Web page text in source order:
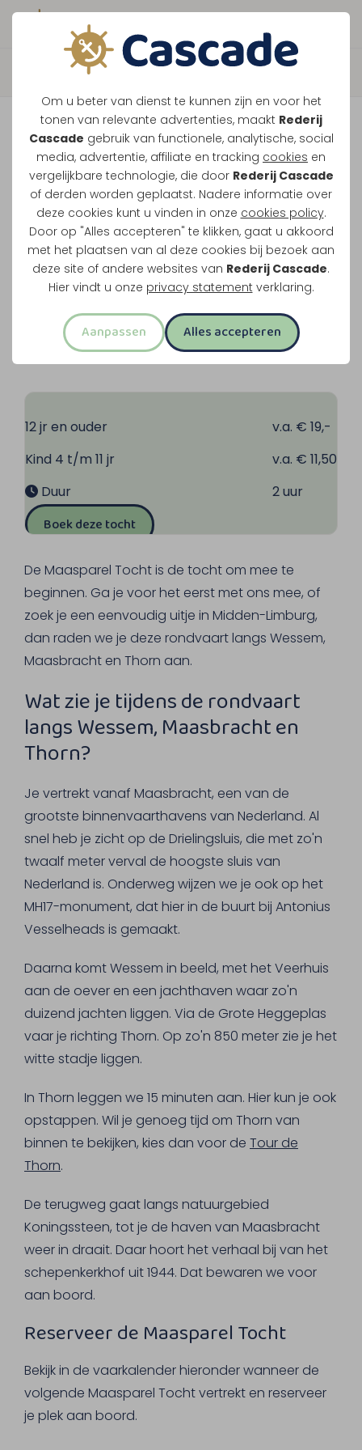
Om u beter van dienst te kunnen zijn en voor het
tonen van relevante advertenties, maakt Rederij
Cascade gebruik van functionele, analytische, social
media, advertentie, affiliate en tracking cookies en
vergelijkbare technologie, die door Rederij Cascade
of derden worden geplaatst. Nadere informatie over
deze cookies kunt u vinden in onze cookies policy.
Door op "Alles accepteren" te klikken, gaat u akkoord
met het plaatsen van al deze cookies bij bezoek aan
deze site of andere websites van Rederij Cascade.
Hier vindt u onze privacy statement verklaring.
Aanpassen Alles accepteren
Boek direct je vaart
Terug
Maasparel Tocht
Vaar langs Maasbracht, Wessem en het witte
stadje Thorn. Dit klassieke rondje over de
Maasplassen vertrekt vanuit Maasbracht of
Thorn.
Midden-Limburg in één rondvaart
Twee uur varen
Opstappen in Maasbracht of Thorn
Meest familievriendelijke rondvaart
12 jr en ouder
v.a. € 19,-
Kind 4 t/m 11 jr
v.a. € 11,50
Duur
2 uur
Boek deze tocht
De Maasparel Tocht is de tocht om mee te
beginnen. Ga je voor het eerst met ons mee, of
zoek je een eenvoudig uitje in Midden-Limburg,
dan raden we je deze rondvaart langs Wessem,
Maasbracht en Thorn aan.
Wat zie je tijdens de rondvaart
langs Wessem, Maasbracht en
Thorn?
Je vertrekt vanaf Maasbracht, een van de
grootste binnenvaarthavens van Nederland. Al
snel heb je zicht op de Drielingsluis, die met zo'n
twaalf meter verval de hoogste sluis van
Nederland is. Onderweg wijzen we je ook op het
MH17-monument, dat hier in de buurt bij Antonius
Vesselheads is gemaakt.
Daarna komt Wessem in beeld, met het Veerhuis
aan de oever en een jachthaven waar zo'n
duizend jachten liggen. Via de Grote Heggeplas
vaar je richting Thorn. Op zo'n 850 meter zie je het
witte stadje liggen.
In Thorn leggen we 15 minuten aan. Hier kun je ook
opstappen. Wil je genoeg tijd om Thorn van
binnen te bekijken, kies dan voor de Tour de
Thorn.
De terugweg gaat langs natuurgebied
Koningssteen, tot je de haven van Maasbracht
weer in draait. Daar hoort het verhaal bij van het
schepenkerkhof uit 1944. Dat bewaren we voor
aan boord.
Reserveer de Maasparel Tocht
Bekijk in de vaarkalender hieronder wanneer de
volgende Maasparel Tocht vertrekt en reserveer
je plek aan boord.